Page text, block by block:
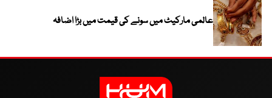
عالمی مارکیٹ میں سونے کی قیمت میں بڑا اضافہ